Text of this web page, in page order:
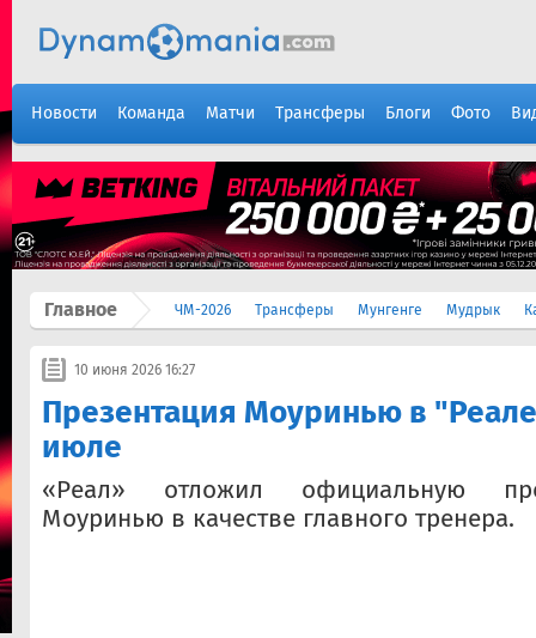
Новости Команда Матчи Трансферы Блоги Фото
Главное ЧМ-2026 Трансферы Мунгенге Мудрык
10 июня 2026 16:27
Презентация Моуринью в
июле
«Реал» отложил официальную
Моуринью в качестве главного тренера.